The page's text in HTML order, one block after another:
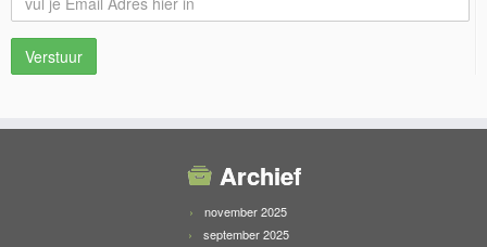
Archief
november 2025
september 2025